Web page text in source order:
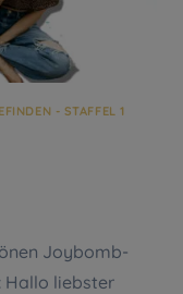
- STAFFEL 1
Joybomb-
Hallo liebster